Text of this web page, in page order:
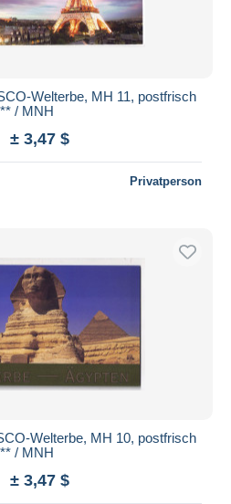
Welterbe, MH 11, postfrisch
** / MNH
± 3,47 $
Privatperson
Welterbe, MH 10, postfrisch
** / MNH
± 3,47 $